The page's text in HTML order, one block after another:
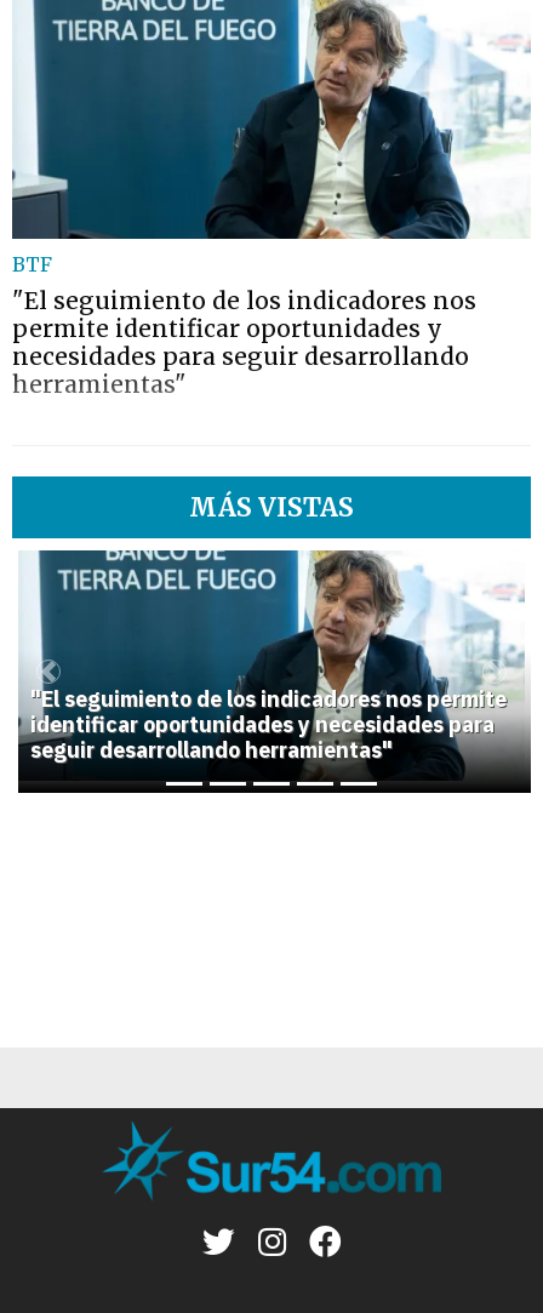
BTF
"El seguimiento de los indicadores nos
permite identificar oportunidades y
necesidades para seguir desarrollando
herramientas"
MÁS VISTAS
1
"El seguimiento de los indicadores nos permite
identificar oportunidades y necesidades para
seguir desarrollando herramientas"
Previous Next